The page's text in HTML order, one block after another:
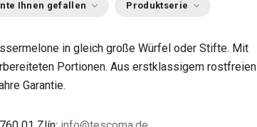
Ihnen gefallen Produktserie
in gleich große Würfel oder Stifte. Mit
Portionen. Aus erstklassigem rostfreien
Garantie.